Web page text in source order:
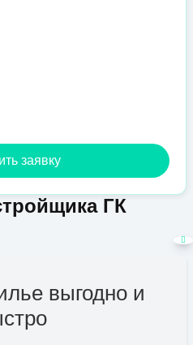
заявку
ГК
выгодно и